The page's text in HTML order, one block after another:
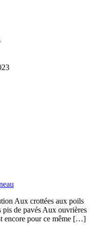
Aux crottées aux poils
pis de pavés Aux ouvrières
encore pour ce même […]